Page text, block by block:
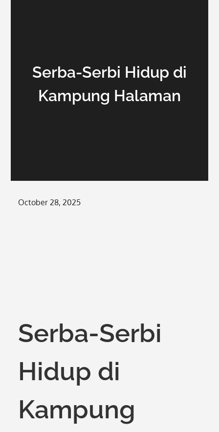
Serba-Serbi Hidup di
Kampung Halaman
Posted
October 28, 2025
Serba-Serbi
Hidup di
Kampung